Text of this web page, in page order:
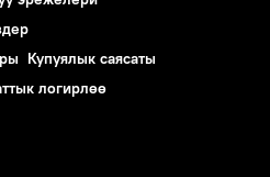
Купуялык саясаты
логирлөө